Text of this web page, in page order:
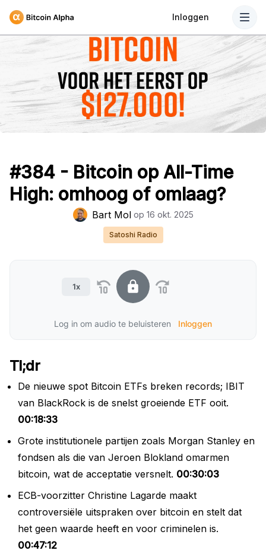
Inloggen
#384 - Bitcoin op All-Time
High: omhoog of omlaag?
Bart Mol op 16 okt. 2025
Satoshi Radio
1x
Log in om audio te beluisteren Inloggen
Tl;dr
De nieuwe spot Bitcoin ETFs breken records; IBIT
van BlackRock is de snelst groeiende ETF ooit.
00:18:33
Grote institutionele partijen zoals Morgan Stanley en
fondsen als die van Jeroen Blokland omarmen
bitcoin, wat de acceptatie versnelt. 00:30:03
ECB-voorzitter Christine Lagarde maakt
controversiële uitspraken over bitcoin en stelt dat
het geen waarde heeft en voor criminelen is.
00:47:12